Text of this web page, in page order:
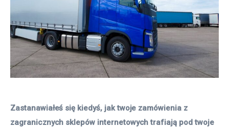
Zastanawiałeś się kiedyś, jak twoje zamówienia z
zagranicznych sklepów internetowych trafiają pod twoje